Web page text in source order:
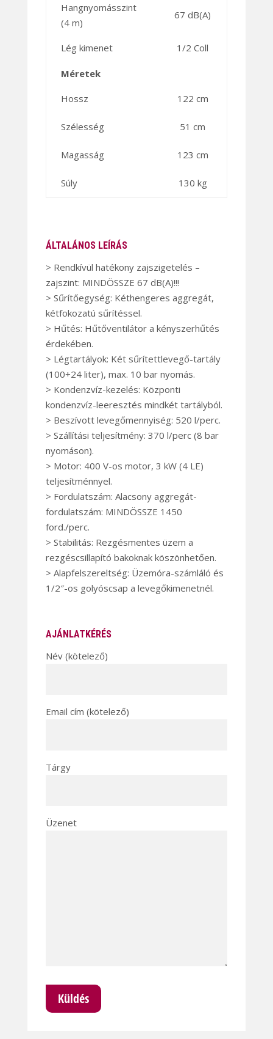
Hangnyomásszint
(4 m)
67 dB(A)
Lég kimenet 1/2 Coll
Méretek
Hossz 122 cm
Szélesség 51 cm
Magasság 123 cm
Súly 130 kg
ÁLTALÁNOS LEÍRÁS
> Rendkívül hatékony zajszigetelés –
zajszint: MINDÖSSZE 67 dB(A)!!!
> Sűrítőegység: Kéthengeres aggregát,
kétfokozatú sűrítéssel.
> Hűtés: Hűtőventilátor a kényszerhűtés
érdekében.
> Légtartályok: Két sűrítettlevegő-tartály
(100+24 liter), max. 10 bar nyomás.
> Kondenzvíz-kezelés: Központi
kondenzvíz-leeresztés mindkét tartályból.
> Beszívott levegőmennyiség: 520 l/perc.
> Szállítási teljesítmény: 370 l/perc (8 bar
nyomáson).
> Motor: 400 V-os motor, 3 kW (4 LE)
teljesítménnyel.
> Fordulatszám: Alacsony aggregát-
fordulatszám: MINDÖSSZE 1450
ford./perc.
> Stabilitás: Rezgésmentes üzem a
rezgéscsillapító bakoknak köszönhetően.
> Alapfelszereltség: Üzemóra-számláló és
1/2″-os golyóscsap a levegőkimenetnél.
AJÁNLATKÉRÉS
Név (kötelező)
Email cím (kötelező)
Tárgy
Üzenet